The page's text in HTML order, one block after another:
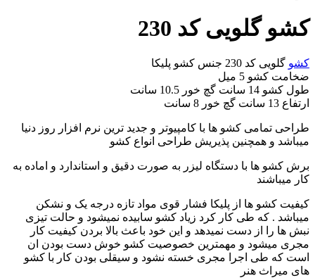
کشو گلویی کد 230
کشو گلویی کد 230 جنس کشو پلیکا
ضخامت کشو 5 میل
طول کشو 14 سانت گچ خور 10.5 سانت
ارتفاع 13 سانت گچ خور 8 سانت
طراحی تمامی کشو ها با کامپیوتر و جدید ترین نرم افزار روز دنیا
میباشد و همچنین پذیریش طراحی انواع کشو
برش کشو ها با دستگاه لیزر به صورت دقیق و استاندارد و اماده به
کار میباشند
کیفیت کشو ها از پلیکا فشار قوی مواد تازه درجه یک و نشکن
میباشد . که طی کار کرد زیاد کشو سابیده نمیشود و حالت تیزی
نبش ها را از دست نمیدهد و این خود باعث بالا بردن کیفیت کار
مجری میشود و مهمترین خصوصیت کشو خوش دست بودن ان
است که طی اجرا مجری خسته نشود و سیقلی بودن کار با کشو
های میراث هنر